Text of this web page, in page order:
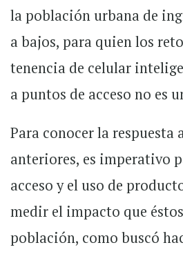
la población urbana de
a bajos, para quien los
tenencia de celular
a puntos de acceso no es
Para conocer la respuesta
anteriores, es imperativo
acceso y el uso de
medir el impacto que
población, como buscó